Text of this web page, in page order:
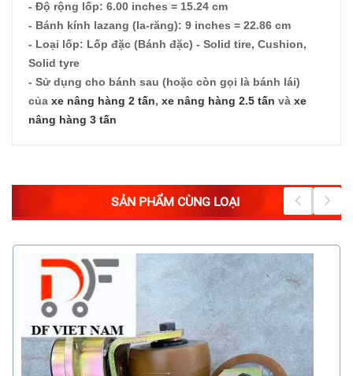
- Độ rộng lốp: 6.00 inches = 15.24 cm
- Bánh kính lazang (la-răng): 9 inches = 22.86 cm
- Loại lốp: Lốp đặc (Bánh đặc) - Solid tire, Cushion,
Solid tyre
- Sử dụng cho bánh sau (hoặc còn gọi là bánh lái)
của xe nâng hàng 2 tấn, xe nâng hàng 2.5 tấn và xe
nâng hàng 3 tấn
SẢN PHẨM CÙNG LOẠI